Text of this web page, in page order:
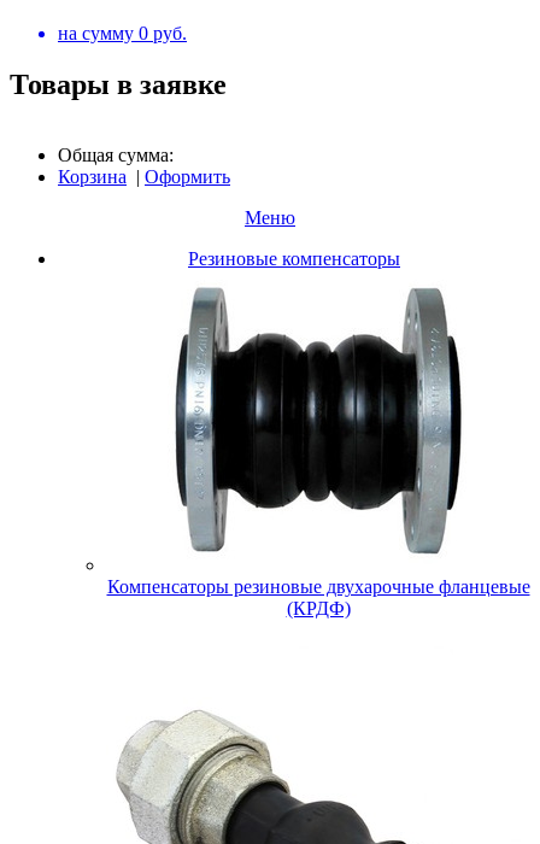
на сумму 0 руб.
Товары в заявке
Общая сумма:
Корзина | Оформить
Меню
Резиновые компенсаторы
Компенсаторы резиновые двухарочные фланцевые
(КРДФ)